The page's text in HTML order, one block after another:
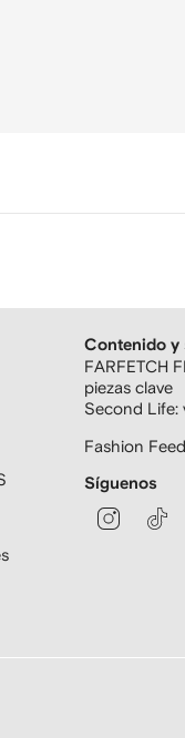
Contenido y
FARFETCH
piezas clave
Second Life:
Fashion
Síguenos